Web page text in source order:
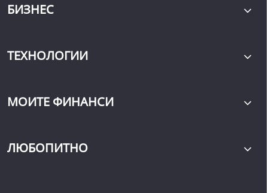
БИЗНЕС
ТЕХНОЛОГИИ
МОИТЕ ФИНАНСИ
ЛЮБОПИТНО